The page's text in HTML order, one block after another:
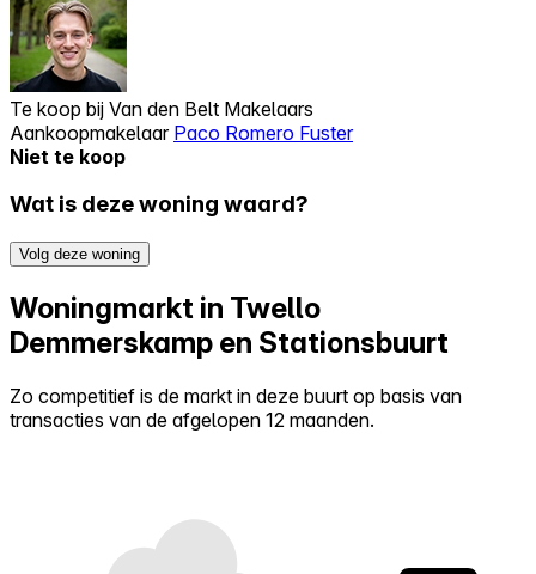
Te koop bij Van den Belt Makelaars
Aankoopmakelaar Paco Romero Fuster
Niet te koop
Wat is deze woning waard?
Volg deze woning
Woningmarkt in Twello
Demmerskamp en Stationsbuurt
Zo competitief is de markt in deze buurt op basis van
transacties van de afgelopen 12 maanden.